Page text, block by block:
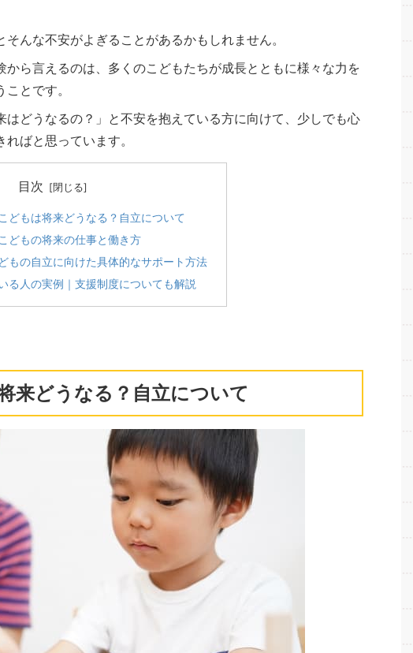
んな不安がよぎることがあるかもしれません。
ら言えるのは、多くのこどもたちが成長とともに様々な力を
とです。
どうなるの？」と不安を抱えている方に向けて、少しでも心
ばと思っています。
目次
どもは将来どうなる？自立について
どもの将来の仕事と働き方
もの自立に向けた具体的なサポート方法
る人の実例｜支援制度についても解説
来どうなる？自立について